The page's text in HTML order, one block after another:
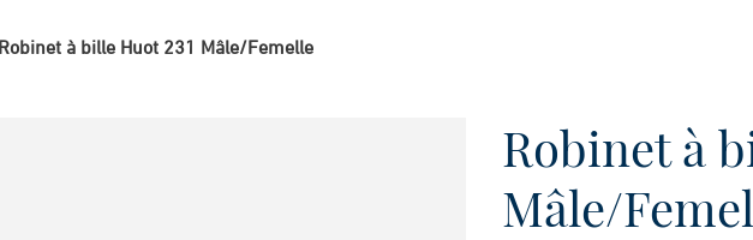
Robinet à bille Huot 231 Mâle/Femelle
Robinet à
Mâle/